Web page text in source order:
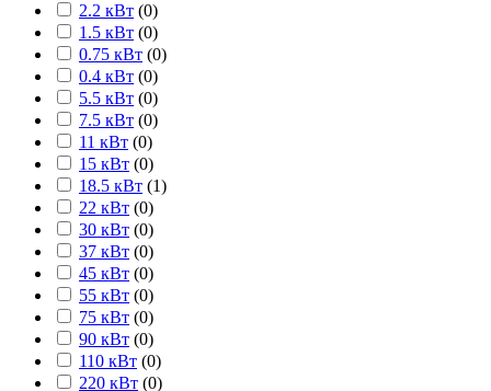
2.2 кВт (0)
1.5 кВт (0)
0.75 кВт (0)
0.4 кВт (0)
5.5 кВт (0)
7.5 кВт (0)
11 кВт (0)
15 кВт (0)
18.5 кВт (1)
22 кВт (0)
30 кВт (0)
37 кВт (0)
45 кВт (0)
55 кВт (0)
75 кВт (0)
90 кВт (0)
110 кВт (0)
220 кВт (0)